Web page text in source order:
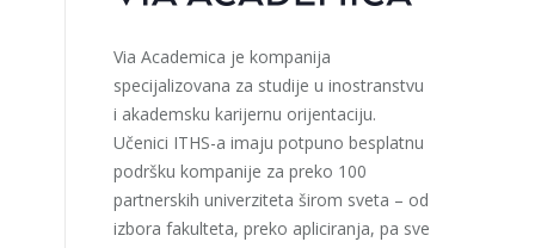
Via Academica je kompanija
specijalizovana za studije u inostranstvu
i akademsku karijernu orijentaciju.
Učenici ITHS-a imaju potpuno besplatnu
podršku kompanije za preko 100
partnerskih univerziteta širom sveta – od
izbora fakulteta, preko apliciranja, pa sve